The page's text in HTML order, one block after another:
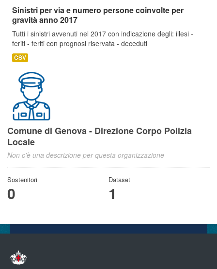
Sinistri per via e numero persone coinvolte per
gravità anno 2017
Tutti i sinistri avvenuti nel 2017 con indicazione degli: illesi -
feriti - feriti con prognosi riservata - deceduti
CSV
Comune di Genova - Direzione Corpo Polizia
Locale
Non c'è una descrizione per questa organizzazione
Sostenitori
0
Dataset
1